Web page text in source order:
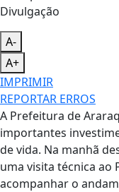
Divulgação
A-
A+
IMPRIMIR
REPORTAR ERROS
A Prefeitura de
importantes
de vida. Na manhã
uma visita técnica ao
acompanhar o